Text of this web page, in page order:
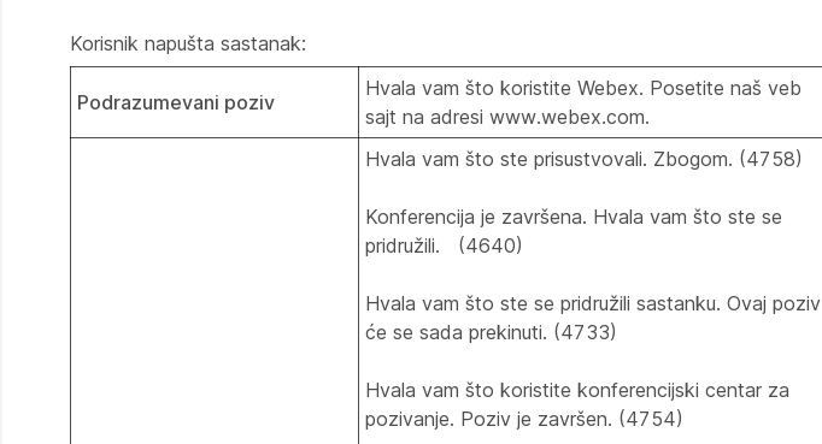
Korisnik napušta sastanak:
Podrazumevani poziv
Hvala vam što koristite Webex. Posetite naš veb
sajt na adresi www.webex.com.
Hvala vam što ste prisustvovali. Zbogom. (4758)
Konferencija je završena. Hvala vam što ste se
pridružili. (4640)
Hvala vam što ste se pridružili sastanku. Ovaj poziv
će se sada prekinuti. (4733)
Hvala vam što koristite konferencijski centar za
pozivanje. Poziv je završen. (4754)